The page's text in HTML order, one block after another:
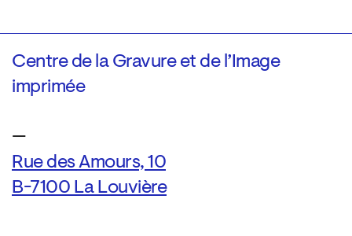
Centre de la Gravure et de l’Image
imprimée
—
Rue des Amours, 10
B-7100 La Louvière